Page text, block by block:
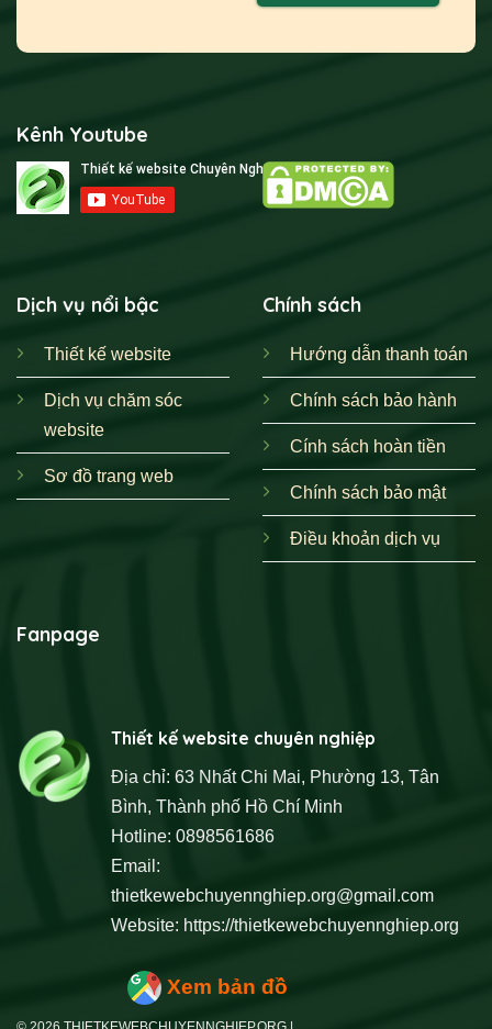
Kênh Youtube
Dịch vụ nổi bậc
Thiết kế website
Dịch vụ chăm sóc
website
Sơ đồ trang web
Chính sách
Hướng dẫn thanh toán
Chính sách bảo hành
Cính sách hoàn tiền
Chính sách bảo mật
Điều khoản dịch vụ
Fanpage
Thiết kế website chuyên nghiệp
Địa chỉ: 63 Nhất Chi Mai, Phường 13, Tân
Bình, Thành phố Hồ Chí Minh
Hotline: 0898561686
Email:
thietkewebchuyennghiep.org@gmail.com
Website: https://thietkewebchuyennghiep.org
Xem bản đồ